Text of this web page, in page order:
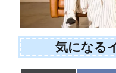
気になる